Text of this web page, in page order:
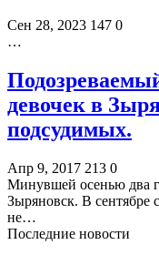
Сен 28, 2023 147 0
…
девочек в
подсудимых.
Апр 9, 2017 213 0
Минувшей осенью два
Зыряновск. В сентябре
не…
Последние новости